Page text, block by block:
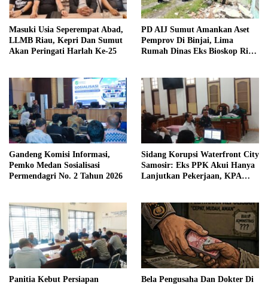
Masuki Usia Seperempat Abad,
LLMB Riau, Kepri Dan Sumut
Akan Peringati Harlah Ke-25
PD AIJ Sumut Amankan Aset
Pemprov Di Binjai, Lima
Rumah Dinas Eks Bioskop Ria
Gandeng Komisi Informasi,
Pemko Medan Sosialisasi
Permendagri No. 2 Tahun 2026
Sidang Korupsi Waterfront City
Samosir: Eks PPK Akui Hanya
Lanjutkan Pekerjaan, KPA
Panitia Kebut Persiapan
Bela Pengusaha Dan Dokter Di